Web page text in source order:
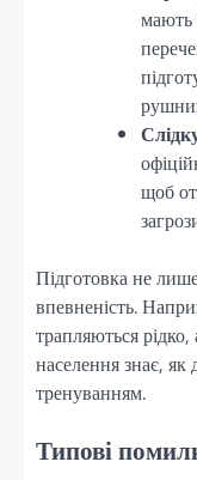
мають
щоб
Підготовка не
впевненість.
трапляються
населення знає, як
тренуванням.
Типові